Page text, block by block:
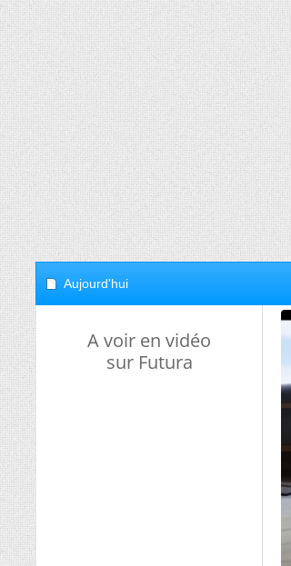
Aujourd'hui
A voir en vidéo
sur Futura